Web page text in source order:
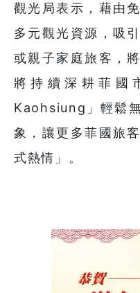
觀光局表示，藉由
多元觀光資源，吸
或親子家庭旅客，
將持續深耕菲國
Kaohsiung」輕鬆
象，讓更多菲國旅
式熱情」。